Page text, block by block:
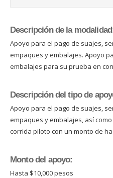
Descripción de la
Apoyo para el pago de suajes,
empaques y embalajes. Apoyo
embalajes para su prueba en
Descripción del tipo de
Apoyo para el pago de suajes,
empaques y embalajes, así
corrida piloto con un monto de
Monto del apoyo:
Hasta $10,000 pesos